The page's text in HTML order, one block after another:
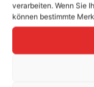
verarbeiten. Wenn Sie
können bestimmte
Robustes und